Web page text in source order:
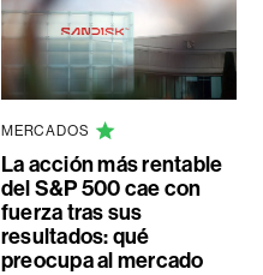
MERCADOS
La acción más rentable
del S&P 500 cae con
fuerza tras sus
resultados: qué
preocupa al mercado